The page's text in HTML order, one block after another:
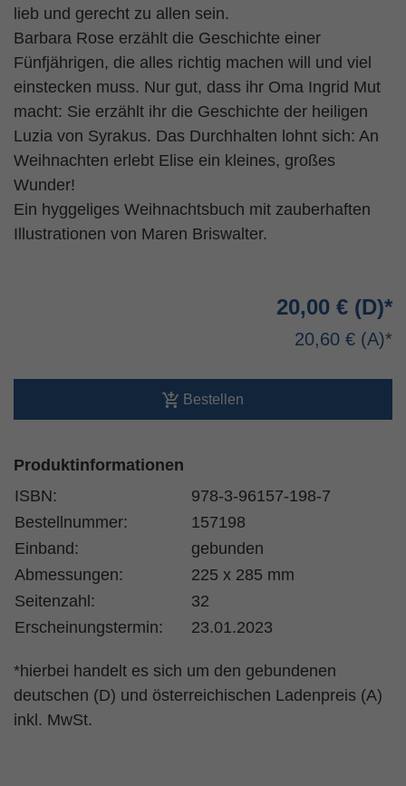
lieb und gerecht zu allen sein.
Barbara Rose erzählt die Geschichte einer
Fünfjährigen, die alles richtig machen will und viel
einstecken muss. Nur gut, dass ihr Oma Ingrid Mut
macht: Sie erzählt ihr die Geschichte der heiligen
Luzia von Syrakus. Das Durchhalten lohnt sich: An
Weihnachten erlebt Elise ein kleines, großes
Wunder!
Ein hyggeliges Weihnachtsbuch mit zauberhaften
Illustrationen von Maren Briswalter.
20,00 €
20,60 €
Bestellen
Produktinformationen
ISBN:
978-3-96157-198-7
Bestellnummer:
157198
Einband:
gebunden
Abmessungen:
225 x 285 mm
Seitenzahl:
32
Erscheinungstermin:
23.01.2023
*hierbei handelt es sich um den gebundenen
deutschen (D) und österreichischen Ladenpreis (A)
inkl. MwSt.